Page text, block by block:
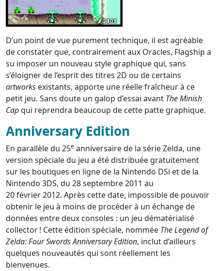
D’un point de vue purement technique, il est agréable
de constater que, contrairement aux Oracles, Flagship a
su imposer un nouveau style graphique qui, sans
s’éloigner de l’esprit des titres 2D ou de certains
artworks existants, apporte une réelle fraîcheur à ce
petit jeu. Sans doute un galop d’essai avant The Minish
Capqui reprendra beaucoup de cette patte graphique.
Anniversary Edition
En parallèle du 25e anniversaire de la série Zelda, une
version spéciale du jeu a été distribuée gratuitement
sur les boutiques en ligne de la Nintendo DSi et de la
Nintendo 3DS, du 28 septembre 2011 au
20 février 2012. Après cette date, impossible de pouvoir
obtenir le jeu à moins de procéder à un échange de
données entre deux consoles : un jeu dématérialisé
collector ! Cette édition spéciale, nommée The Legend of
Zelda: Four Swords Anniversary Edition, inclut d’ailleurs
quelques nouveautés qui sont réellement les
bienvenues.